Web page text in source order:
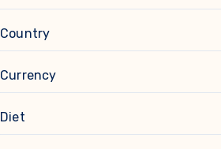
Country
Currency
Diet